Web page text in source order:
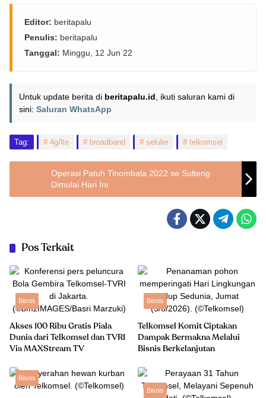
Editor: beritapalu
Penulis: beritapalu
Tanggal: Minggu, 12 Jun 22
Untuk update berita di beritapalu.id , ikuti saluran kami di
sini: Saluran WhatsApp
Tag: 4g/lte broadband seluler telkomsel
Operasi Patuh Tinombala 2022 se Sulteng
Dimulai Hari Ini
Pos Terkait
Bisnis
Akses 100 Ribu Gratis Piala
Dunia dari Telkomsel dan TVRI
Via MAXStream TV
Bisnis
Telkomsel Komit Ciptakan
Dampak Bermakna Melalui
Bisnis Berkelanjutan
Bisnis
Bisnis